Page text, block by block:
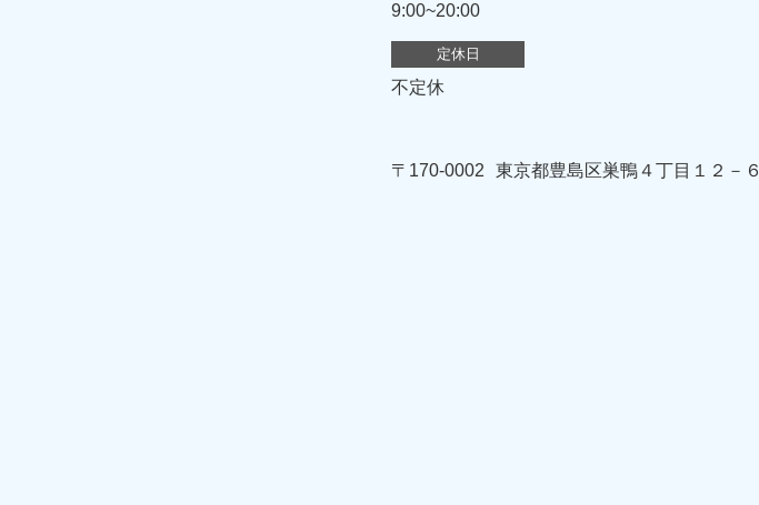
9:00~20:00
定休日
不定休
〒170-0002 東京都豊島区巣鴨４丁目１２－６